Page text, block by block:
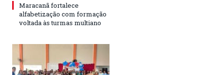
Maracanã fortalece
alfabetização com formação
voltada às turmas multiano